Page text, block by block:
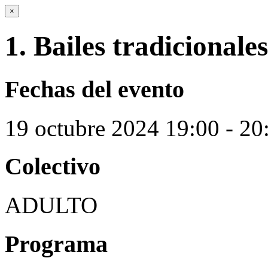
×
1. Bailes tradicionales
Fechas del evento
19 octubre 2024 19:00 -
Colectivo
ADULTO
Programa